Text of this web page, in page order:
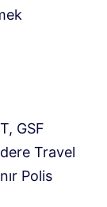
GSF
Travel
Polis